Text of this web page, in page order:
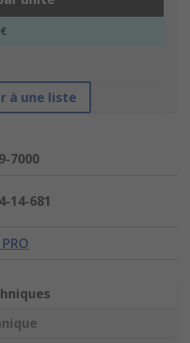
à une liste
7000
14-681
PRO